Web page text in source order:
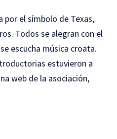
por el símbolo de Texas,
Todos se alegran con el
escucha música croata.
estuvieron a
web de la asociación,